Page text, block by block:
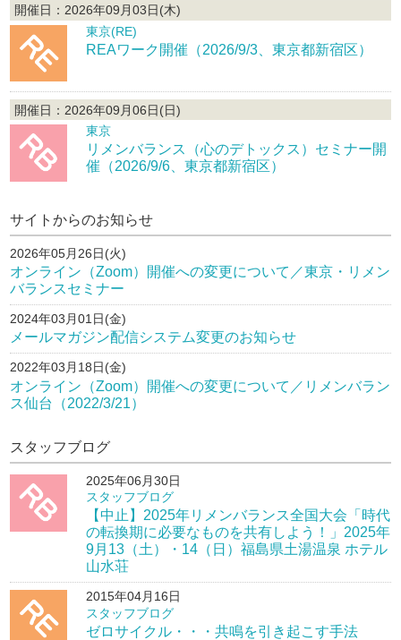
開催日：2026年09月03日(木)
東京(RE)
REAワーク開催（2026/9/3、東京都新宿区）
開催日：2026年09月06日(日)
東京
リメンバランス（心のデトックス）セミナー開
催（2026/9/6、東京都新宿区）
サイトからのお知らせ
2026年05月26日(火)
オンライン（Zoom）開催への変更について／東京・リメン
バランスセミナー
2024年03月01日(金)
メールマガジン配信システム変更のお知らせ
2022年03月18日(金)
オンライン（Zoom）開催への変更について／リメンバラン
ス仙台（2022/3/21）
スタッフブログ
2025年06月30日
スタッフブログ
【中止】2025年リメンバランス全国大会「時代
の転換期に必要なものを共有しよう！」2025年
9月13（土）・14（日）福島県土湯温泉 ホテル
山水荘
2015年04月16日
スタッフブログ
ゼロサイクル・・・共鳴を引き起こす手法